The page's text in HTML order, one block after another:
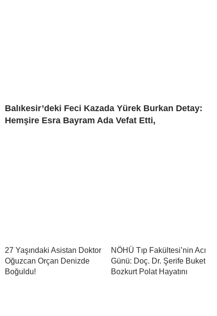
Balıkesir’deki Feci Kazada Yürek Burkan Detay:
Hemşire Esra Bayram Ada Vefat Etti,
27 Yaşındaki Asistan Doktor
Oğuzcan Orçan Denizde
Boğuldu!
NÖHÜ Tıp Fakültesi’nin Acı
Günü: Doç. Dr. Şerife Buket
Bozkurt Polat Hayatını